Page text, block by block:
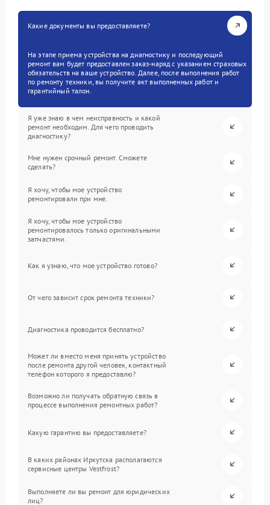
Какие документы вы предоставляете?
На этапе приема устройства на диагностику и последующий
ремонт вам будет предоставлен заказ-наряд с указанием страховых
обязательств на ваше устройство. Далее, после выполнения работ
по ремонту техники, вы получите акт выполненных работ и
гарантийный талон.
Я уже знаю в чем неисправность и какой
ремонт необходим. Для чего проводить
диагностику?
Мне нужен срочный ремонт. Сможете
сделать?
Я хочу, чтобы мое устройство
ремонтировали при мне.
Я хочу, чтобы мое устройство
ремонтировалось только оригинальными
запчастями.
Как я узнаю, что мое устройство готово?
От чего зависит срок ремонта техники?
Диагностика проводится бесплатно?
Может ли вместо меня принять устройство
после ремонта другой человек, контактный
телефон которого я предоставлю?
Возможно ли получать обратную связь в
процессе выполнения ремонтных работ?
Какую гарантию вы предоставляете?
В каких районах Иркутска располагаются
сервисные центры Vestfrost?
Выполняете ли вы ремонт для юридических
лиц?